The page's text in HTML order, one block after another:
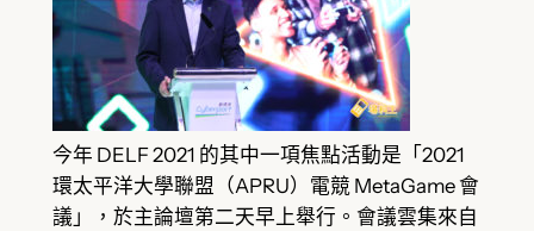
今年 DELF 2021 的其中一項焦點活動是「2021
環太平洋大學聯盟（APRU）電競 MetaGame 會
議」，於主論壇第二天早上舉行。會議雲集來自